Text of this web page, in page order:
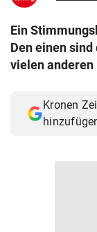
search
eingeben
© Krone
Muthgasse 2,
Ein
Den einen
vielen anderen
Kronen